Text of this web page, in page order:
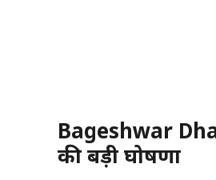
Bageshwar
की बड़ी घोषणा